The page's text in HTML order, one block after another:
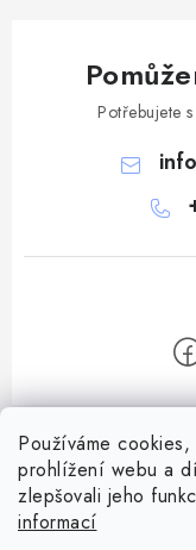
Používáme
prohlížení webu a
zlepšovali jeho
informací
Potřebujete
info
Z
Informace pro vás
Obchodní podmínky
Facebook